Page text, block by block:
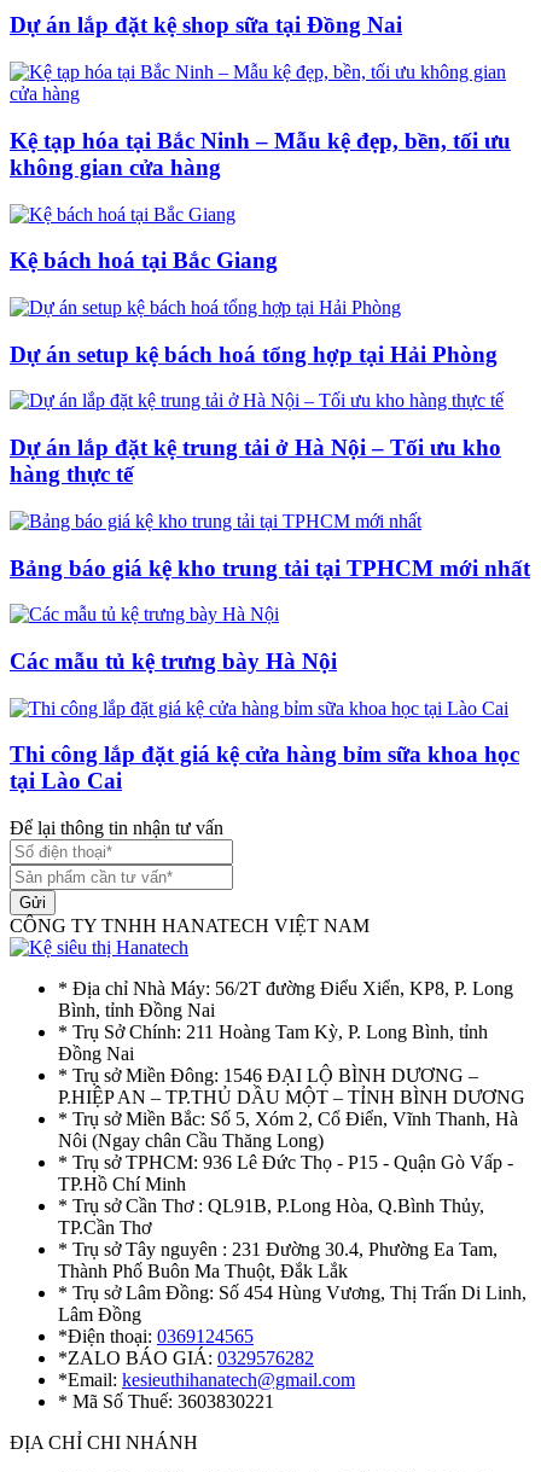
Dự án lắp đặt kệ shop sữa tại Đồng Nai
Kệ tạp hóa tại Bắc Ninh – Mẫu kệ đẹp, bền, tối ưu
không gian cửa hàng
Kệ bách hoá tại Bắc Giang
Dự án setup kệ bách hoá tổng hợp tại Hải Phòng
Dự án lắp đặt kệ trung tải ở Hà Nội – Tối ưu kho
hàng thực tế
Bảng báo giá kệ kho trung tải tại TPHCM mới nhất
Các mẫu tủ kệ trưng bày Hà Nội
Thi công lắp đặt giá kệ cửa hàng bỉm sữa khoa học
tại Lào Cai
Để lại thông tin nhận tư vấn
Gửi
CÔNG TY TNHH HANATECH VIỆT NAM
* Địa chỉ Nhà Máy: 56/2T đường Điểu Xiển, KP8, P. Long
Bình, tỉnh Đồng Nai
* Trụ Sở Chính: 211 Hoàng Tam Kỳ, P. Long Bình, tỉnh
Đồng Nai
* Trụ sở Miền Đông: 1546 ĐẠI LỘ BÌNH DƯƠNG –
P.HIỆP AN – TP.THỦ DẦU MỘT – TỈNH BÌNH DƯƠNG
* Trụ sở Miền Bắc: Số 5, Xóm 2, Cổ Điển, Vĩnh Thanh, Hà
Nôi (Ngay chân Cầu Thăng Long)
* Trụ sở TPHCM: 936 Lê Đức Thọ - P15 - Quận Gò Vấp -
TP.Hồ Chí Minh
* Trụ sở Cần Thơ : QL91B, P.Long Hòa, Q.Bình Thủy,
TP.Cần Thơ
* Trụ sở Tây nguyên : 231 Đường 30.4, Phường Ea Tam,
Thành Phố Buôn Ma Thuột, Đắk Lắk
* Trụ sở Lâm Đồng: Số 454 Hùng Vương, Thị Trấn Di Linh,
Lâm Đồng
*Điện thoại: 0369124565
*ZALO BÁO GIÁ: 0329576282
*Email: kesieuthihanatech@gmail.com
* Mã Số Thuế: 3603830221
ĐỊA CHỈ CHI NHÁNH